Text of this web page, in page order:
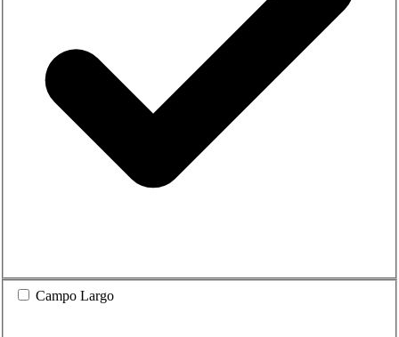
Campo Largo